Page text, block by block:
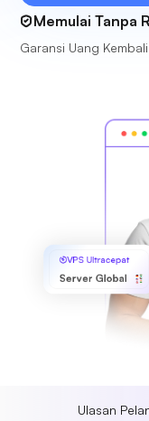
Memulai Tanpa
Garansi Uang
VPS Ultracepat
Server Global
Ulasan